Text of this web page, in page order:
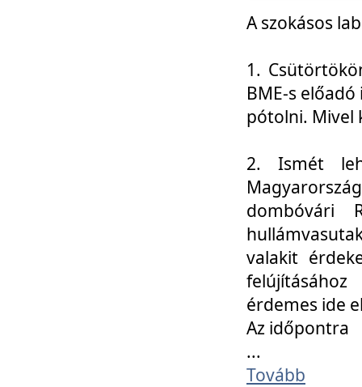
A szokásos
1.
BME-s
pótolni. Mivel
2. Ismét
dombóvári
valakit
érdemes ide
Az időpontra
...
Tovább